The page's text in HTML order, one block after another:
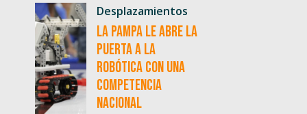
Desplazamientos
La Pampa le abre la
puerta a la
robótica con una
competencia
nacional